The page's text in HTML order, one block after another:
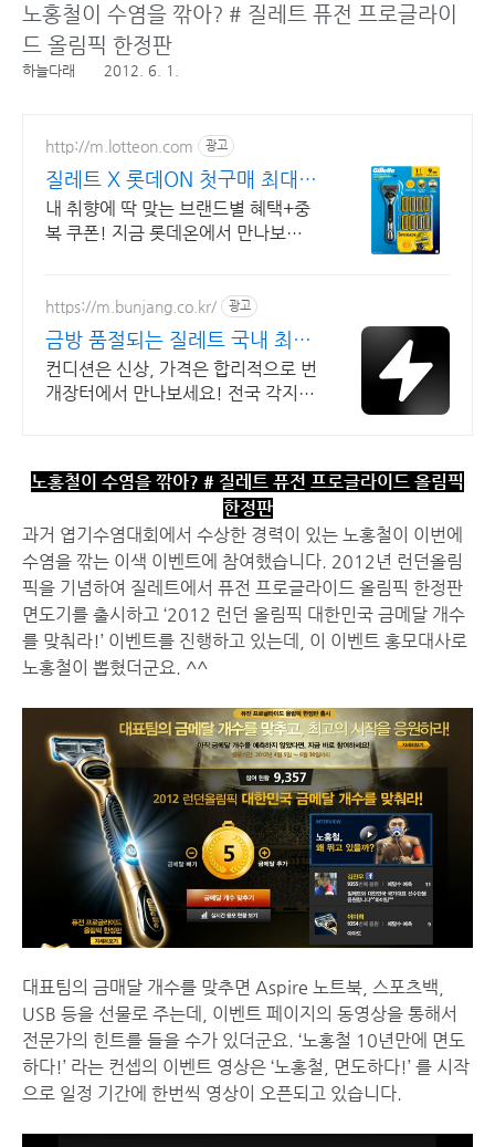
노홍철이 수염을 깎아? # 질레트 퓨전 프로글라이
드 올림픽 한정판
하늘다래 2012. 6. 1.
http://m.lotteon.com 광고
질레트 X 롯데ON 첫구매 최대 5
천원 혜택!
내 취향에 딱 맞는 브랜드별 혜택+중
복 쿠폰! 지금 롯데온에서 만나보세
https://m.bunjang.co.kr/ 광고
금방 품절되는 질레트 국내 최대
브랜드 중고거래
컨디션은 신상, 가격은 합리적으로 번
개장터에서 만나보세요! 전국 각지에
노홍철이 수염을 깎아? # 질레트 퓨전 프로글라이드 올림픽
한정판
과거 엽기수염대회에서 수상한 경력이 있는 노홍철이 이번에
수염을 깎는 이색 이벤트에 참여했습니다. 2012년 런던올림
픽을 기념하여 질레트에서 퓨전 프로글라이드 올림픽 한정판
면도기를 출시하고 ‘2012 런던 올림픽 대한민국 금메달 개수
를 맞춰라!’ 이벤트를 진행하고 있는데, 이 이벤트 홍모대사로
노홍철이 뽑혔더군요. ^^
대표팀의 금매달 개수를 맞추면 Aspire 노트북, 스포츠백,
USB 등을 선물로 주는데, 이벤트 페이지의 동영상을 통해서
전문가의 힌트를 들을 수가 있더군요. ‘노홍철 10년만에 면도
하다!’ 라는 컨셉의 이벤트 영상은 ‘노홍철, 면도하다!’ 를 시작
으로 일정 기간에 한번씩 영상이 오픈되고 있습니다.